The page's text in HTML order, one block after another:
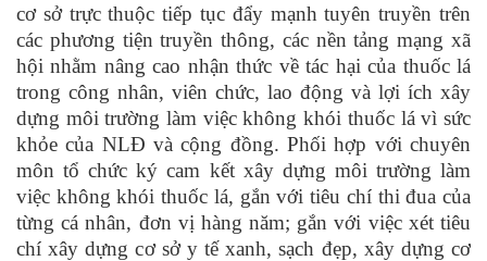
cơ sở trực thuộc tiếp tục đẩy mạnh tuyên truyền trên
các phương tiện truyền thông, các nền tảng mạng xã
hội nhằm nâng cao nhận thức về tác hại của thuốc lá
trong công nhân, viên chức, lao động và lợi ích xây
dựng môi trường làm việc không khói thuốc lá vì sức
khỏe của NLĐ và cộng đồng. Phối hợp với chuyên
môn tổ chức ký cam kết xây dựng môi trường làm
việc không khói thuốc lá, gắn với tiêu chí thi đua của
từng cá nhân, đơn vị hàng năm; gắn với việc xét tiêu
chí xây dựng cơ sở y tế xanh, sạch đẹp, xây dựng cơ